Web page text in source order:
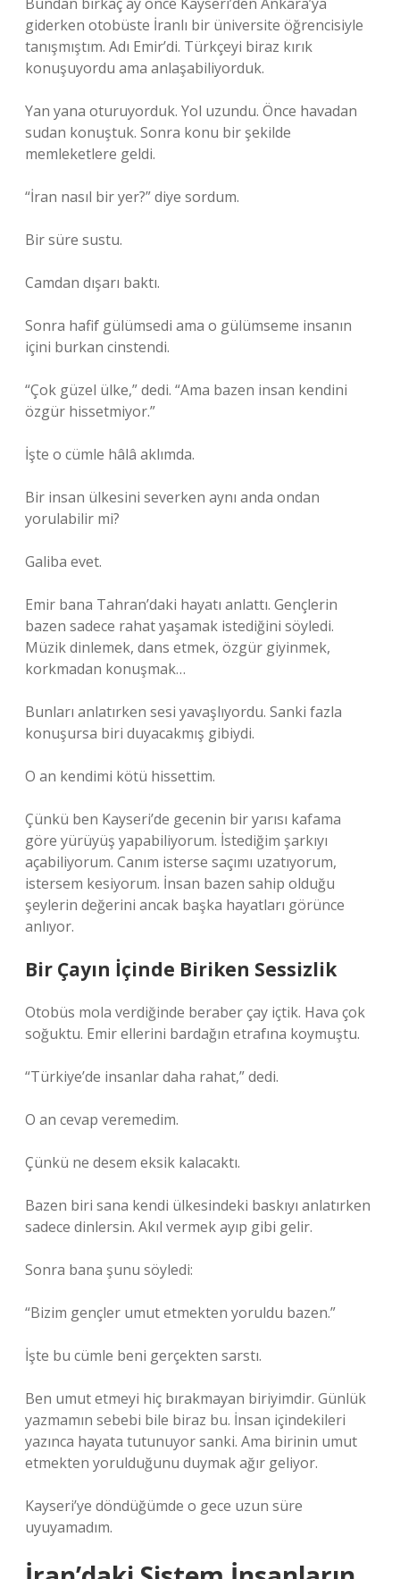
giderken otobüste İranlı bir üniversite öğrencisiyle
tanışmıştım. Adı Emir’di. Türkçeyi biraz kırık
konuşuyordu ama anlaşabiliyorduk.
Yan yana oturuyorduk. Yol uzundu. Önce havadan
sudan konuştuk. Sonra konu bir şekilde
memleketlere geldi.
“İran nasıl bir yer?” diye sordum.
Bir süre sustu.
Camdan dışarı baktı.
Sonra hafif gülümsedi ama o gülümseme insanın
içini burkan cinstendi.
“Çok güzel ülke,” dedi. “Ama bazen insan kendini
özgür hissetmiyor.”
İşte o cümle hâlâ aklımda.
Bir insan ülkesini severken aynı anda ondan
yorulabilir mi?
Galiba evet.
Emir bana Tahran’daki hayatı anlattı. Gençlerin
bazen sadece rahat yaşamak istediğini söyledi.
Müzik dinlemek, dans etmek, özgür giyinmek,
korkmadan konuşmak…
Bunları anlatırken sesi yavaşlıyordu. Sanki fazla
konuşursa biri duyacakmış gibiydi.
O an kendimi kötü hissettim.
Çünkü ben Kayseri’de gecenin bir yarısı kafama
göre yürüyüş yapabiliyorum. İstediğim şarkıyı
açabiliyorum. Canım isterse saçımı uzatıyorum,
istersem kesiyorum. İnsan bazen sahip olduğu
şeylerin değerini ancak başka hayatları görünce
anlıyor.
Bir Çayın İçinde Biriken Sessizlik
Otobüs mola verdiğinde beraber çay içtik. Hava çok
soğuktu. Emir ellerini bardağın etrafına koymuştu.
“Türkiye’de insanlar daha rahat,” dedi.
O an cevap veremedim.
Çünkü ne desem eksik kalacaktı.
Bazen biri sana kendi ülkesindeki baskıyı anlatırken
sadece dinlersin. Akıl vermek ayıp gibi gelir.
Sonra bana şunu söyledi:
“Bizim gençler umut etmekten yoruldu bazen.”
İşte bu cümle beni gerçekten sarstı.
Ben umut etmeyi hiç bırakmayan biriyimdir. Günlük
yazmamın sebebi bile biraz bu. İnsan içindekileri
yazınca hayata tutunuyor sanki. Ama birinin umut
etmekten yorulduğunu duymak ağır geliyor.
Kayseri’ye döndüğümde o gece uzun süre
uyuyamadım.